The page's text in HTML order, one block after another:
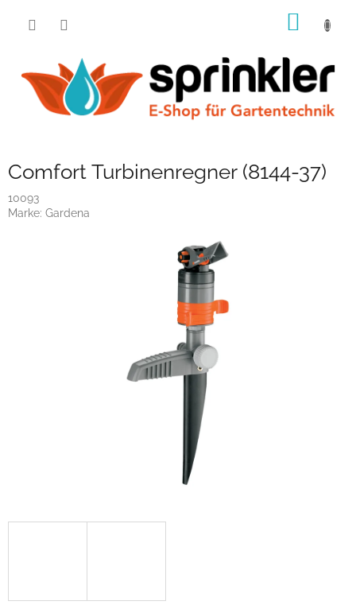
Comfort Turbinenregner (8144-37)
10093
Marke: Gardena